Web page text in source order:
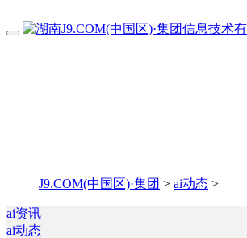
J9.COM(中国区)·集团 > ai动态 >
ai资讯
ai动态